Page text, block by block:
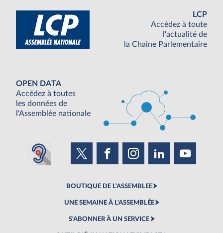
LCP
Accédez à toute
l'actualité de
la Chaine Parlementaire
OPEN DATA
Accédez à toutes
les données de
l'Assemblée nationale
BOUTIQUE DE L'ASSEMBLEE
UNE SEMAINE À L'ASSEMBLÉE
S'ABONNER À UN SERVICE